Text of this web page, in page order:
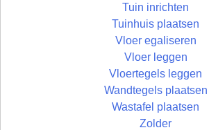
Tuin inrichten
Tuinhuis plaatsen
Vloer egaliseren
Vloer leggen
Vloertegels leggen
Wandtegels plaatsen
Wastafel plaatsen
Zolder